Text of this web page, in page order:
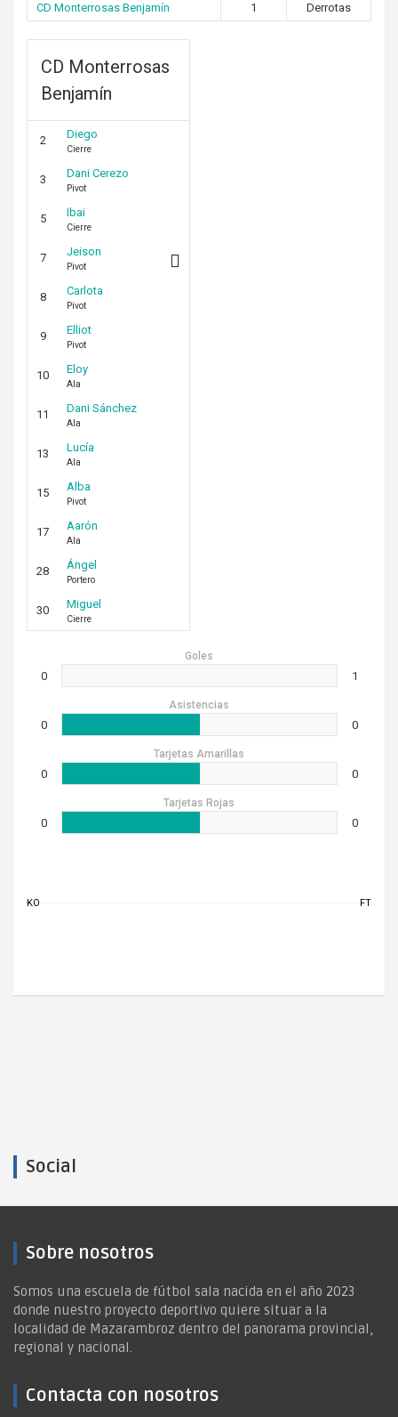
CD Monterrosas Benjamín
1 Derrotas
CD Monterrosas
Benjamín
2 Diego
Cierre
3 Dani Cerezo
Pivot
5 Ibai
Cierre
7 Jeison
Pivot
8 Carlota
Pivot
9 Elliot
Pivot
10 Eloy
Ala
11 Dani Sánchez
Ala
13 Lucía
Ala
15 Alba
Pivot
17 Aarón
Ala
28 Ángel
Portero
30 Miguel
Cierre
Goles
0 1
Asistencias
0 0
Tarjetas Amarillas
0 0
Tarjetas Rojas
0 0
KO FT
Social
Sobre nosotros
Somos una escuela de fútbol sala nacida en el año 2023
donde nuestro proyecto deportivo quiere situar a la
localidad de Mazarambroz dentro del panorama provincial,
regional y nacional.
Contacta con nosotros